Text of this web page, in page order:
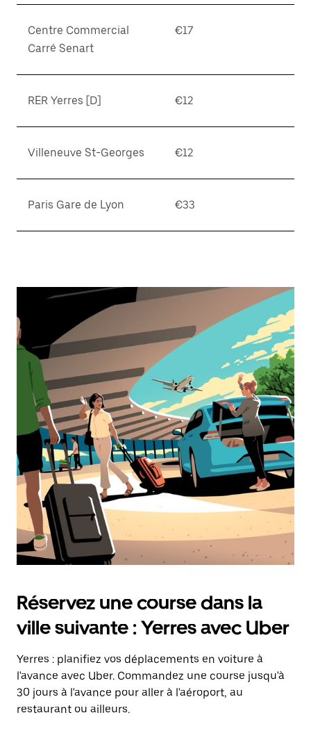
Centre Commercial
Carré Senart
€17
RER Yerres [D] €12
Villeneuve St-Georges €12
Paris Gare de Lyon €33
Réservez une course dans la
ville suivante : Yerres avec Uber
Yerres : planifiez vos déplacements en voiture à
l'avance avec Uber. Commandez une course jusqu'à
30 jours à l'avance pour aller à l'aéroport, au
restaurant ou ailleurs.